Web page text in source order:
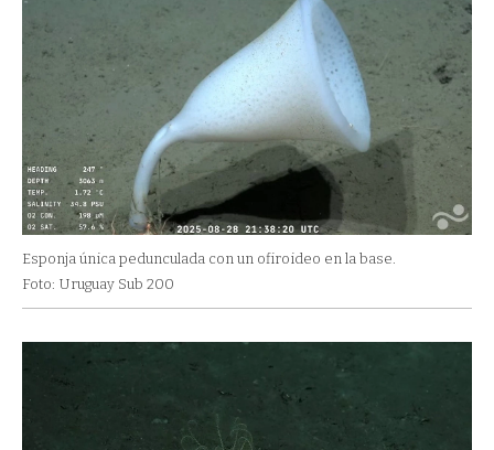
Esponja única pedunculada con un ofiroideo en la base.
Foto: Uruguay Sub 200